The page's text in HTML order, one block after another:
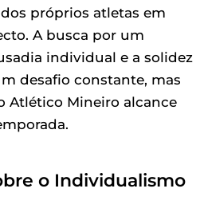
próprios atletas em
A busca por um
individual e a solidez
desafio constante, mas
Atlético Mineiro alcance
o Individualismo